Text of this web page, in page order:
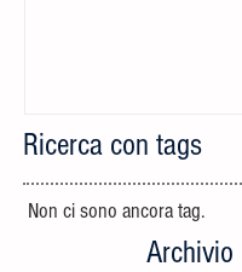
Ricerca con tags
Non ci sono ancora tag.
Archivio